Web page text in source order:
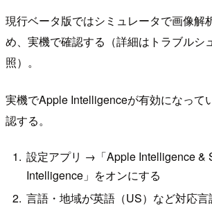
現行ベータ版ではシミュレータで画像解
め、実機で確認する（詳細はトラブルシ
照）。
実機でApple Intelligenceが有効になって
認する。
設定アプリ →「Apple Intelligence
Intelligence」をオンにする
言語・地域が英語（US）など対応言